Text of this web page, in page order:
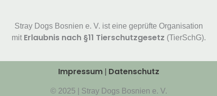
Stray Dogs Bosnien e. V. ist eine geprüfte Organisation
mit Erlaubnis nach §11 Tierschutzgesetz (TierSchG).
Impressum Datenschutz
© 2025 | Stray Dogs Bosnien e. V.